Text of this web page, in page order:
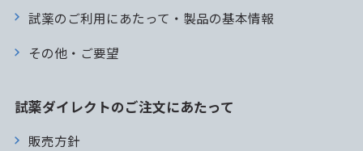
試薬のご利用にあたって・製品の基本情報
その他・ご要望
試薬ダイレクトのご注文にあたって
販売方針